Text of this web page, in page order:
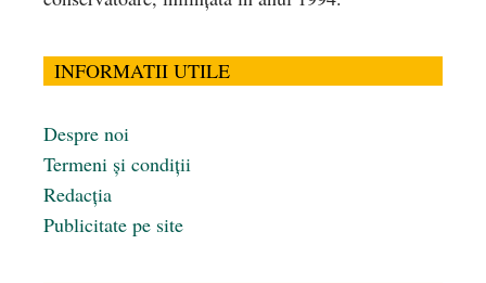
INFORMATII UTILE
Despre noi
Termeni și condiții
Redacția
Publicitate pe site